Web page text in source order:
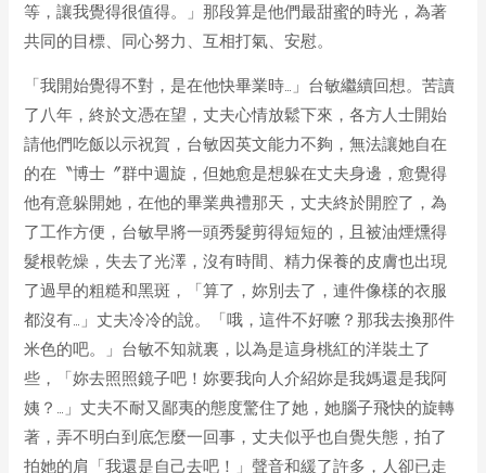
等，讓我覺得很值得。」那段算是他們最甜蜜的時光，為著
共同的目標、同心努力、互相打氣、安慰。
「我開始覺得不對，是在他快畢業時…」台敏繼續回想。苦讀
了八年，終於文憑在望，丈夫心情放鬆下來，各方人士開始
請他們吃飯以示祝賀，台敏因英文能力不夠，無法讓她自在
的在〝博士〞群中週旋，但她愈是想躲在丈夫身邊，愈覺得
他有意躲開她，在他的畢業典禮那天，丈夫終於開腔了，為
了工作方便，台敏早將一頭秀髮剪得短短的，且被油煙燻得
髮根乾燥，失去了光澤，沒有時間、精力保養的皮膚也出現
了過早的粗糙和黑斑，「算了，妳別去了，連件像樣的衣服
都沒有…」丈夫冷冷的說。「哦，這件不好嚒？那我去換那件
米色的吧。」台敏不知就裏，以為是這身桃紅的洋裝土了
些，「妳去照照鏡子吧！妳要我向人介紹妳是我媽還是我阿
姨？…」丈夫不耐又鄙夷的態度驚住了她，她腦子飛快的旋轉
著，弄不明白到底怎麼一回事，丈夫似乎也自覺失態，拍了
拍她的肩「我還是自己去吧！」聲音和緩了許多，人卻已走